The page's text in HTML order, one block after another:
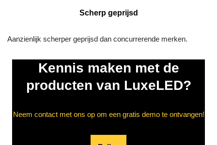
Scherp geprijsd
Aanzienlijk scherper geprijsd dan concurrerende merken.
Kennis maken met de
producten van LuxeLED?
Neem contact met ons op om een gratis demo te ontvangen!